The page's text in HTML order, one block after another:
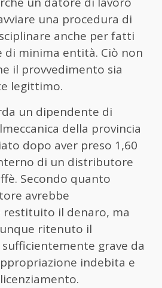
una procedura di
anche per fatti
minima entità. Ciò non
il provvedimento sia
legittimo.
un dipendente di
della provincia
dopo aver preso 1,60
di un distributore
Secondo quanto
avrebbe
restituito il denaro, ma
ritenuto il
grave da
indebita e